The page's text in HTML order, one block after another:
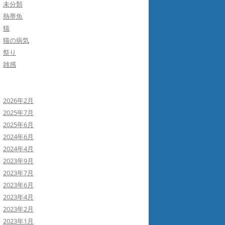
未分類
熱帯魚
猫
猫の病気
祭り
雑感
2026年2月
2025年7月
2025年6月
2024年6月
2024年4月
2023年9月
2023年7月
2023年6月
2023年4月
2023年2月
2023年1月